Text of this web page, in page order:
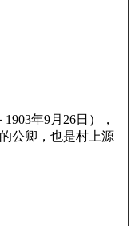
年9月26日），
公卿，也是村上源